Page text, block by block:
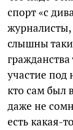
спорт «с
слышны
участие под
кто сам был
даже не
есть какая-